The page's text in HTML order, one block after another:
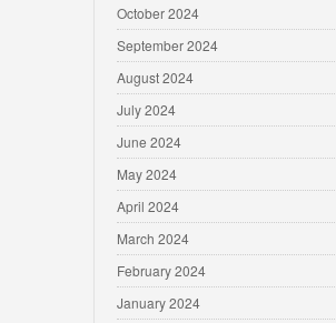
October 2024
September 2024
August 2024
July 2024
June 2024
May 2024
April 2024
March 2024
February 2024
January 2024